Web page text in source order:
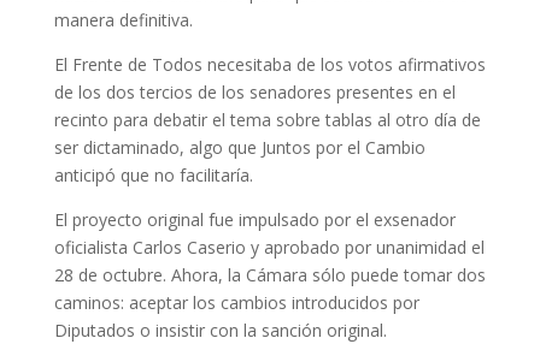
manera definitiva.
El Frente de Todos necesitaba de los votos afirmativos
de los dos tercios de los senadores presentes en el
recinto para debatir el tema sobre tablas al otro día de
ser dictaminado, algo que Juntos por el Cambio
anticipó que no facilitaría.
El proyecto original fue impulsado por el exsenador
oficialista Carlos Caserio y aprobado por unanimidad el
28 de octubre. Ahora, la Cámara sólo puede tomar dos
caminos: aceptar los cambios introducidos por
Diputados o insistir con la sanción original.